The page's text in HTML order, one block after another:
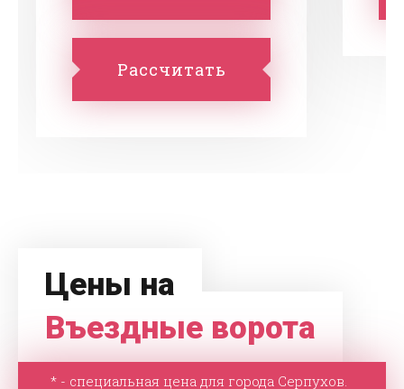
Рассчитать
Цены на
Въездные ворота
* - специальная цена для города Серпухов.